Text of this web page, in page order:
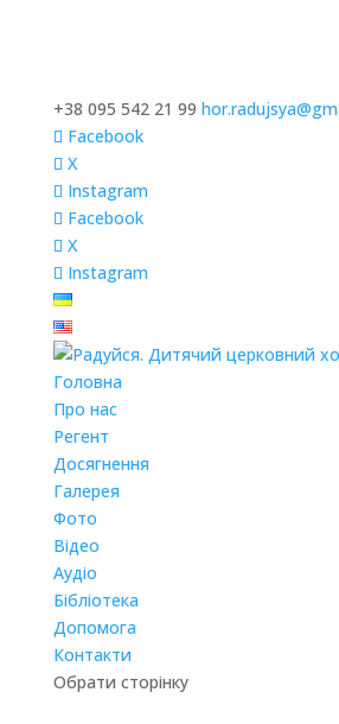
+38 095 542 21 99
Facebook
X
Instagram
Facebook
X
Instagram
Головна
Про нас
Регент
Досягнення
Галерея
Фото
Відео
Аудіо
Бібліотека
Допомога
Контакти
Обрати сторінку